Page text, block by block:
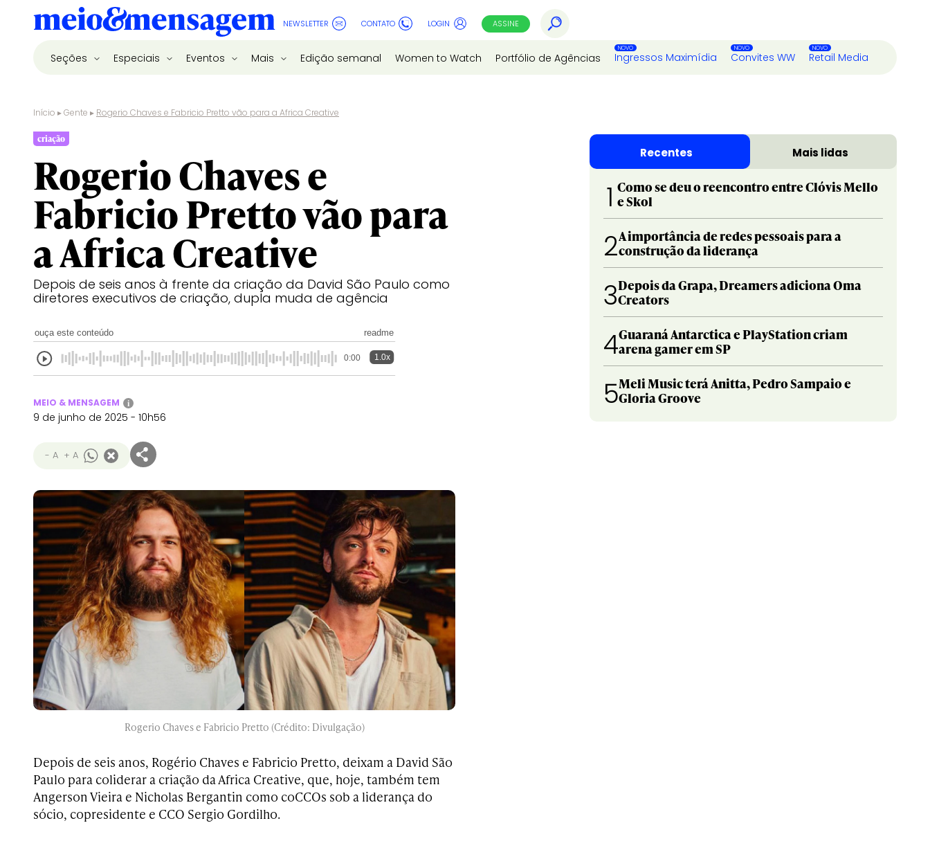
NEWSLETTER CONTATO LOGIN ASSINE
Seções Especiais Eventos Mais Edição semanal Women to Watch Portfólio de Agências Ingressos Maximídia Convites WW Retail Media
Início ▸Gente ▸ Rogerio Chaves e Fabricio Pretto vão para a Africa Creative
criação
Rogerio Chaves e
Fabricio Pretto vão para
a Africa Creative
Depois de seis anos à frente da criação da David São Paulo como
diretores executivos de criação, dupla muda de agência
ouça este conteúdo readme
0:00 1.0x
MEIO & MENSAGEM i
9 de junho de 2025 - 10h56
- A + A
Rogerio Chaves e Fabricio Pretto (Crédito: Divulgação)
Depois de seis anos, Rogério Chaves e Fabricio Pretto, deixam a David São
Paulo para coliderar a criação da Africa Creative, que, hoje, também tem
Angerson Vieira e Nicholas Bergantin como coCCOs sob a liderança do
sócio, copresidente e CCO Sergio Gordilho.
Recentes Mais lidas
1 Como se deu o reencontro entre Clóvis Mello
e Skol
2A importância de redes pessoais para a
construção da liderança
3Depois da Grapa, Dreamers adiciona Oma
Creators
4Guaraná Antarctica e PlayStation criam
arena gamer em SP
5Meli Music terá Anitta, Pedro Sampaio e
Gloria Groove